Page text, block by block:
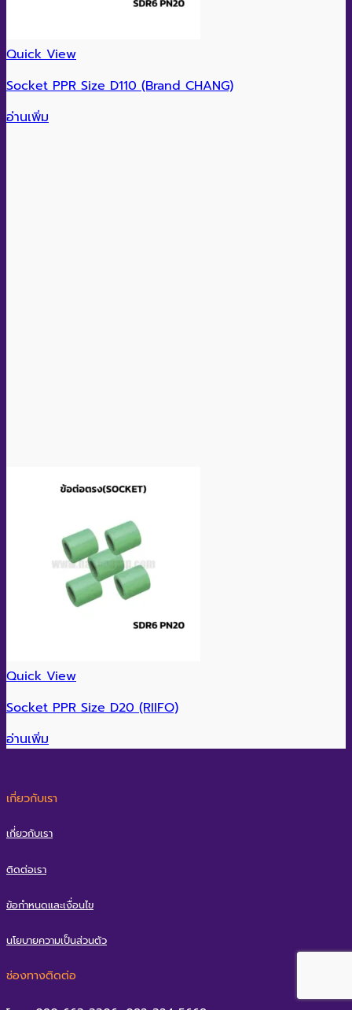
Quick View
Socket PPR Size D110 (Brand CHANG)
อ่านเพิ่ม
Quick View
Socket PPR Size D20 (RIIFO)
อ่านเพิ่ม
เกี่ยวกับเรา
เกี่ยวกับเรา
ติดต่อเรา
ข้อกำหนดและเงื่อนไข
นโยบายความเป็นส่วนตัว
ช่องทางติดต่อ